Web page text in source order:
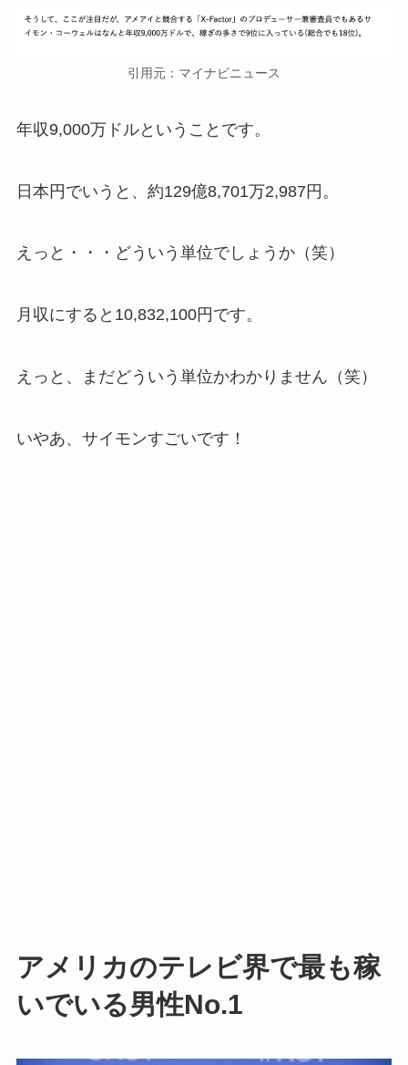
引用元：マイナビニュース
年収9,000万ドルということです。
日本円でいうと、 約129億8,701万2,987円 。
えっと・・・どういう単位でしょうか（笑）
月収にすると10,832,100円です。
えっと、まだどういう単位かわかりません（笑）
いやあ、サイモンすごいです！
アメリカのテレビ界で最も稼
いでいる男性No.1